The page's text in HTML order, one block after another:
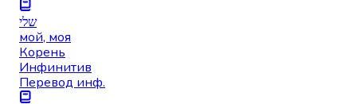
שלי
мой, моя
Корень
Инфинитив
Перевод инф.